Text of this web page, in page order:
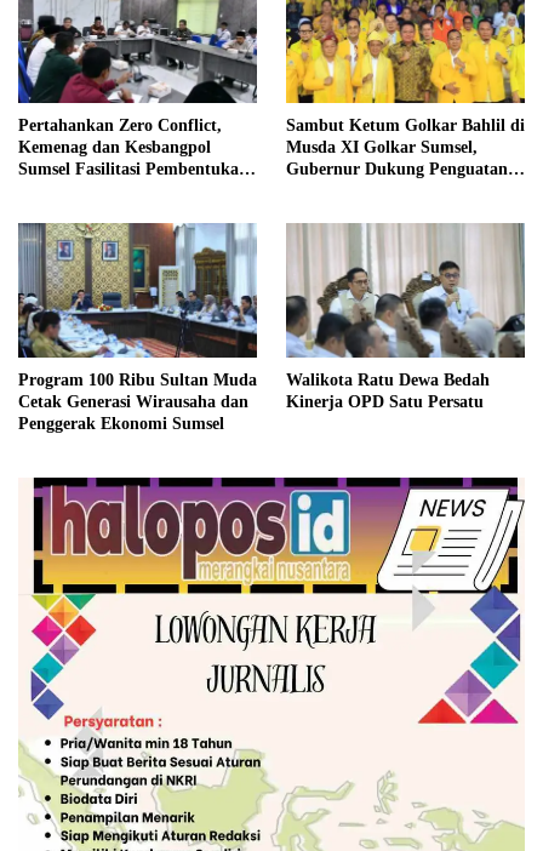
Pertahankan Zero Conflict,
Kemenag dan Kesbangpol
Sumsel Fasilitasi Pembentukan
Sambut Ketum Golkar Bahlil di
Musda XI Golkar Sumsel,
Gubernur Dukung Penguatan
Program 100 Ribu Sultan Muda
Cetak Generasi Wirausaha dan
Penggerak Ekonomi Sumsel
Walikota Ratu Dewa Bedah
Kinerja OPD Satu Persatu